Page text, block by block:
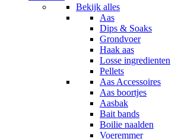
Bekijk alles
Aas
Dips & Soaks
Grondvoer
Haak aas
Losse ingredienten
Pellets
Aas Accessoires
Aas boortjes
Aasbak
Bait bands
Boilie naalden
Voeremmer